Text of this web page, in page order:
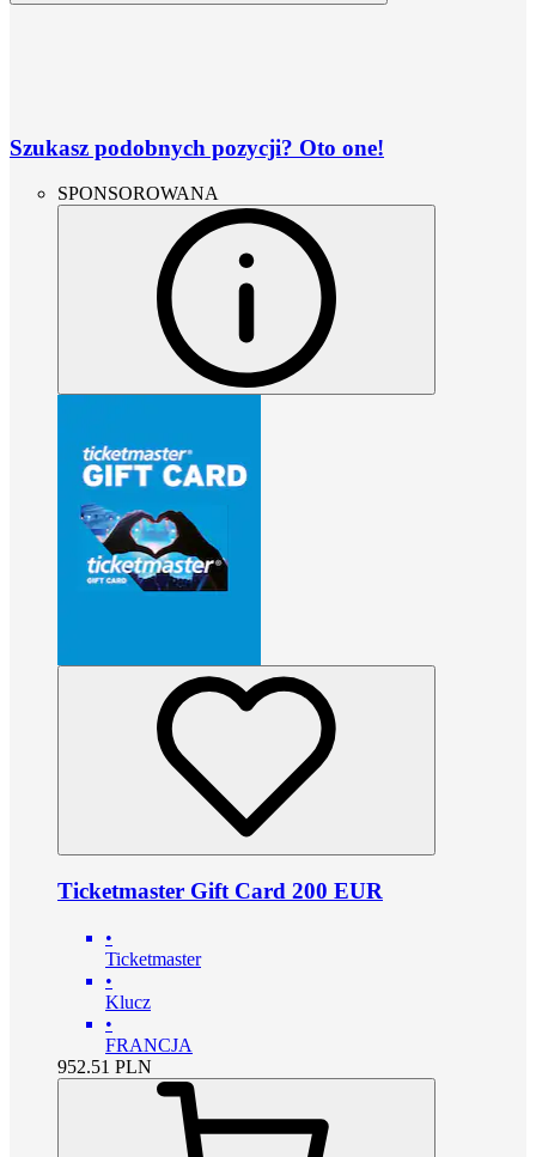
Szukasz podobnych pozycji? Oto one!
SPONSOROWANA
Ticketmaster Gift Card 200 EUR
•
Ticketmaster
•
Klucz
•
FRANCJA
952.51 PLN